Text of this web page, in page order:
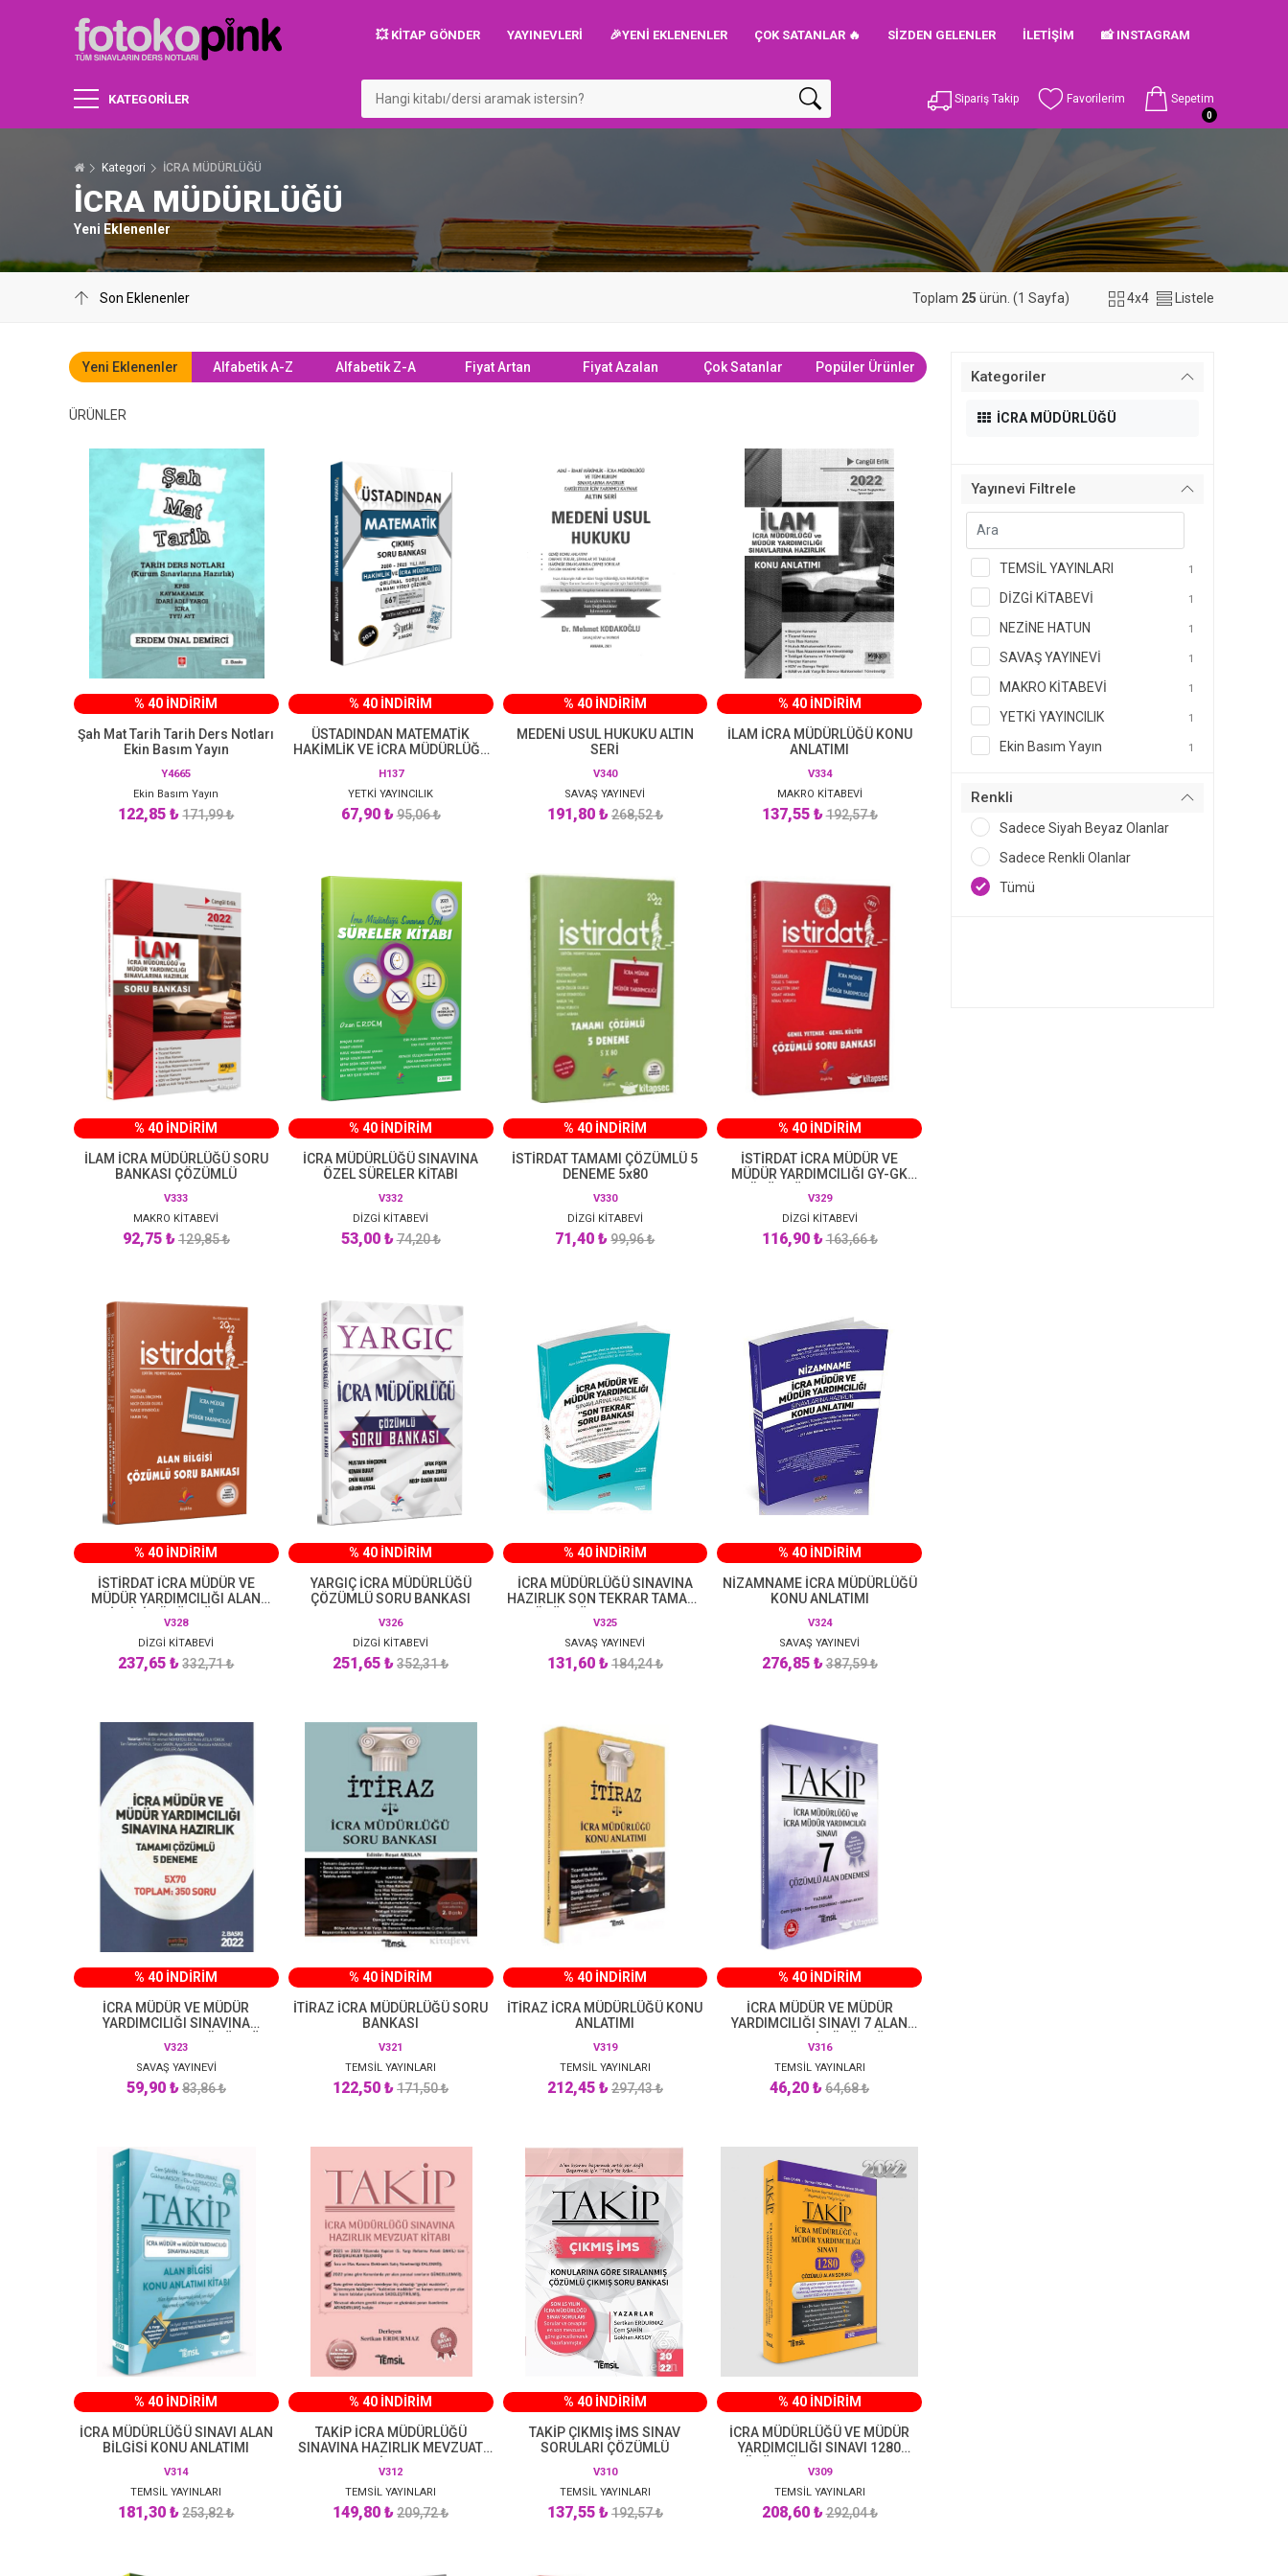
💥 KITAP GÖNDER YAYINEVLERI 🎉YENİ EKLENENLER ÇOK SATANLAR 🔥 SIZDEN GELENLER İLETIŞIM 📸 INSTAGRAM
KATEGORİLER
0
Sepetim
Favorilerim
Sipariş Takip
Kategori İCRA MÜDÜRLÜĞÜ
İCRA MÜDÜRLÜĞÜ
Yeni Eklenenler
4x4 Listele
Toplam 25 ürün. (1 Sayfa)
Yeni Eklenenler Alfabetik A-Z Alfabetik Z-A Fiyat Artan Fiyat Azalan Çok Satanlar Popüler Ürünler
ÜRÜNLER
% 40 İNDİRİM
Şah Mat Tarih Tarih Ders Notları
Ekin Basım Yayın
Y4665
Ekin Basım Yayın
122,85 ₺ 171,99 ₺
% 40 İNDİRİM
ÜSTADINDAN MATEMATİK
HAKİMLİK VE İCRA MÜDÜRLÜĞÜ
H137
YETKİ YAYINCILIK
67,90 ₺95,06 ₺
% 40 İNDİRİM
MEDENİ USUL HUKUKU ALTIN
SERİ
V340
SAVAŞ YAYINEVİ
191,80 ₺268,52 ₺
% 40 İNDİRİM
İLAM İCRA MÜDÜRLÜĞÜ KONU
ANLATIMI
V334
MAKRO KİTABEVİ
137,55 ₺192,57 ₺
% 40 İNDİRİM
İLAM İCRA MÜDÜRLÜĞÜ SORU
BANKASI ÇÖZÜMLÜ
V333
MAKRO KİTABEVİ
92,75 ₺129,85 ₺
% 40 İNDİRİM
İCRA MÜDÜRLÜĞÜ SINAVINA
ÖZEL SÜRELER KİTABI
V332
DİZGİ KİTABEVİ
53,00 ₺74,20 ₺
% 40 İNDİRİM
İSTİRDAT TAMAMI ÇÖZÜMLÜ 5
DENEME 5x80
V330
DİZGİ KİTABEVİ
71,40 ₺ 99,96 ₺
% 40 İNDİRİM
İSTİRDAT İCRA MÜDÜR VE
MÜDÜR YARDIMCILIĞI GY-GK
V329
DİZGİ KİTABEVİ
116,90 ₺163,66 ₺
% 40 İNDİRİM
İSTİRDAT İCRA MÜDÜR VE
MÜDÜR YARDIMCILIĞI ALAN
BANKASI
V328
DİZGİ KİTABEVİ
237,65 ₺ 332,71 ₺
% 40 İNDİRİM
YARGIÇ İCRA MÜDÜRLÜĞÜ
ÇÖZÜMLÜ SORU BANKASI
V326
DİZGİ KİTABEVİ
251,65 ₺352,31 ₺
% 40 İNDİRİM
İCRA MÜDÜRLÜĞÜ SINAVINA
HAZIRLIK SON TEKRAR TAMAMI
V325
SAVAŞ YAYINEVİ
131,60 ₺184,24 ₺
% 40 İNDİRİM
NİZAMNAME İCRA MÜDÜRLÜĞÜ
KONU ANLATIMI
V324
SAVAŞ YAYINEVİ
276,85 ₺387,59 ₺
% 40 İNDİRİM
İCRA MÜDÜR VE MÜDÜR
YARDIMCILIĞI SINAVINA
DENEME 5*70 350 SORU
V323
SAVAŞ YAYINEVİ
59,90 ₺83,86 ₺
% 40 İNDİRİM
İTİRAZ İCRA MÜDÜRLÜĞÜ SORU
BANKASI
V321
TEMSİL YAYINLARI
122,50 ₺171,50 ₺
% 40 İNDİRİM
İTİRAZ İCRA MÜDÜRLÜĞÜ KONU
ANLATIMI
V319
TEMSİL YAYINLARI
212,45 ₺297,43 ₺
% 40 İNDİRİM
İCRA MÜDÜR VE MÜDÜR
YARDIMCILIĞI SINAVI 7 ALAN
V316
TEMSİL YAYINLARI
46,20 ₺64,68 ₺
% 40 İNDİRİM
İCRA MÜDÜRLÜĞÜ SINAVI ALAN
BİLGİSİ KONU ANLATIMI
V314
TEMSİL YAYINLARI
181,30 ₺ 253,82 ₺
% 40 İNDİRİM
TAKİP İCRA MÜDÜRLÜĞÜ
SINAVINA HAZIRLIK MEVZUAT
V312
TEMSİL YAYINLARI
149,80 ₺209,72 ₺
% 40 İNDİRİM
TAKİP ÇIKMIŞ İMS SINAV
SORULARI ÇÖZÜMLÜ
V310
TEMSİL YAYINLARI
137,55 ₺192,57 ₺
% 40 İNDİRİM
İCRA MÜDÜRLÜĞÜ VE MÜDÜR
YARDIMCILIĞI SINAVI 1280
BASKI
V309
TEMSİL YAYINLARI
208,60 ₺292,04 ₺
Kategoriler
İCRA MÜDÜRLÜĞÜ
Yayınevi Filtrele
TEMSİL YAYINLARI 1
DİZGİ KİTABEVİ 1
NEZİNE HATUN 1
SAVAŞ YAYINEVİ 1
MAKRO KİTABEVİ 1
YETKİ YAYINCILIK 1
Ekin Basım Yayın 1
Renkli
Sadece Siyah Beyaz Olanlar
Sadece Renkli Olanlar
Tümü